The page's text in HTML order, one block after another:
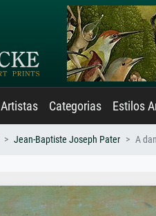
Artistas Categorias Estilos
Jean-Baptiste Joseph Pater A